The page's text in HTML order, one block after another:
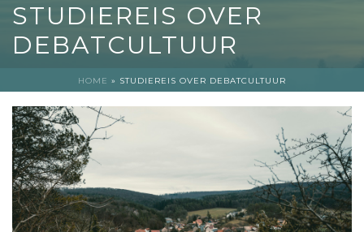
STUDIEREIS OVER
DEBATCULTUUR
HOME » STUDIEREIS OVER DEBATCULTUUR